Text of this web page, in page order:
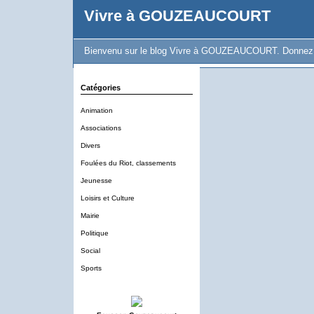
Vivre à GOUZEAUCOURT
Bienvenu sur le blog Vivre à GOUZEAUCOURT.
Catégories
Animation
Associations
Divers
Foulées du Riot, classements
Jeunesse
Loisirs et Culture
Mairie
Politique
Social
Sports